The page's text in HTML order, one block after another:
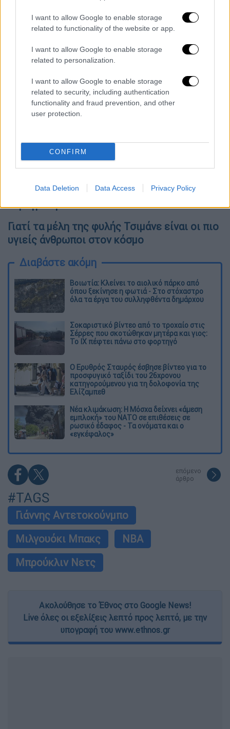
I want to allow Google to enable storage
related to functionality of the website or app.
I want to allow Google to enable storage
related to personalization.
I want to allow Google to enable storage
related to security, including authentication
functionality and fraud prevention, and other
user protection.
CONFIRM
Data Deletion Data Access Privacy Policy
περάσουν οι πρώτοι και πλεονέκτημα αν
περάσουν οι δεύτεροι.
Όλες οι ειδήσεις
Κοτζιάς στο ethnos.gr: Ο Μητσοτάκης άφησε
λάσκα τον Ζάεφ για την εφαρμογή των
Πρεσπών
καταφέραμε είναι πολύ μεγάλο για να
αποτύχει
μια μέρα πριν τη δολοφονία - Ηταν
ταραγμένη
Γιατί τα μέλη της φυλής Τσιμάνε είναι οι πιο
υγιείς άνθρωποι στον κόσμο
Διαβάστε ακόμη
Βοιωτία: Κλείνει το αιολικό πάρκο από
όπου ξεκίνησε η φωτιά - Στο στόχαστρο
όλα τα έργα του συλληφθέντα δημάρχου
Σοκαριστικό βίντεο από το τροχαίο στις
Σέρρες που σκοτώθηκαν μητέρα και γιος:
Το ΙΧ πέφτει πάνω στο φορτηγό
Ο Ερυθρός Σταυρός έσβησε βίντεο για το
προσφυγικό ταξίδι του 26χρονου
κατηγορούμενου για τη δολοφονία της
Ελίζαμπεθ
Νέα κλιμάκωση: Η Μόσχα δείχνει «άμεση
εμπλοκή» του ΝΑΤΟ σε επιθέσεις σε
ρωσικό έδαφος - Τα ονόματα και ο
«εγκέφαλος»
επόμενο
άρθρο
#TAGS
Γιάννης Αντετοκούνμπο
Μιλγουόκι Μπακς
NBA
Μπρούκλιν Νετς
Ακολούθησε το Έθνος στο Google News!
Live όλες οι εξελίξεις λεπτό προς λεπτό, με την
υπογραφή του www.ethnos.gr